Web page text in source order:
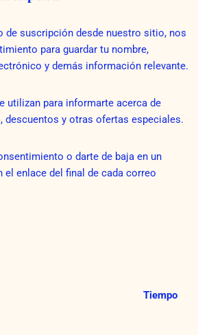
de suscripción desde nuestro sitio, nos
para guardar tu nombre,
y demás información relevante.
utilizan para informarte acerca de
descuentos y otras ofertas especiales.
o darte de baja en un
enlace del final de cada correo
Tiempo